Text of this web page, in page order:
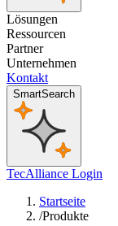
Lösungen
Ressourcen
Partner
Unternehmen
Kontakt
SmartSearch
TecAlliance Login
Startseite
/Produkte